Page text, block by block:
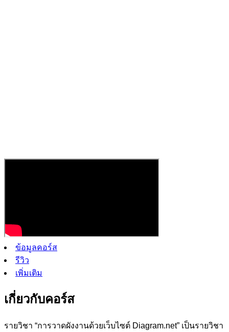
ข้อมูลคอร์ส
รีวิว
เพิ่มเติม
เกี่ยวกับคอร์ส
รายวิชา “การวาดผังงานด้วยเว็บไซต์ Diagram.net” เป็นรายวิชา